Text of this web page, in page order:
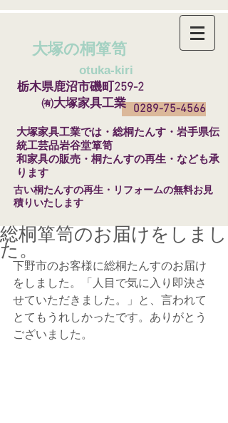
大塚の桐箪笥
otuka-kiri
0289-75-4566
栃木県鹿沼市磯町259-2
㈲大塚家具工業
​大塚家具工業では・総桐たんす・岩手県伝
統工芸品岩谷堂箪笥
和家具の販売・桐たんすの再生・なども承
ります
​古い桐たんすの再生・リフォームの無料お見
積りいたします
総桐箪笥のお届けをしまし
た。
下野市のお客様に総桐たんすのお届け
をしました。「人目で気に入り即決さ
せていただきました。」と、言われて
とてもうれしかったです。ありがとう
ございました。